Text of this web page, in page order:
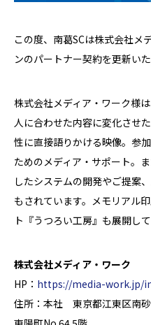
この度、南葛SCは株式会社メ
ンのパートナー契約を更新い
株式会社メディア・ワーク様
人に合わせた内容に変化させ
性に直接語りかける映像。参
ためのメディア・サポート。
したシステムの開発やご提案
もされています。メモリアル
ト『うつろい工房』も展開して
株式会社メディア・ワーク
HP： https://media-work.jp/
住所：本社 東京都江東区南